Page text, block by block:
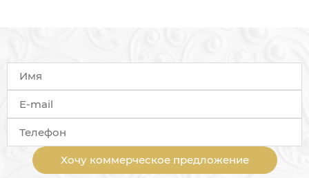
Хочу коммерческое предложение